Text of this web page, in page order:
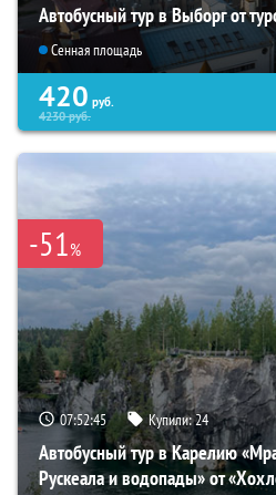
Автобусный тур в Выборг от
Сенная площадь
420 руб.
4230руб.
-51%
07:52:44 Купили:24
Автобусный тур в Карелию
Рускеала и водопады» от